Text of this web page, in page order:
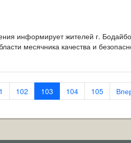
информирует жителей г.
месячника качества и
102 103 104 105